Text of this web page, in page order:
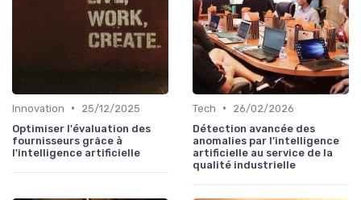
Innovation •
25/12/2025
Optimiser l'évaluation des
fournisseurs grâce à
l'intelligence artificielle
Tech •
26/02/2026
Détection avancée des
anomalies par l’intelligence
artificielle au service de la
qualité industrielle